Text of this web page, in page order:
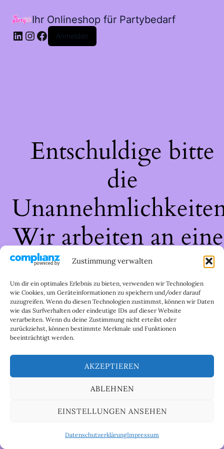
Zustimmung verwalten
Um dir ein optimales Erlebnis zu bieten, verwenden wir Technologien
wie Cookies, um Geräteinformationen zu speichern und/oder darauf
zuzugreifen. Wenn du diesen Technologien zustimmst, können wir Daten
wie das Surfverhalten oder eindeutige IDs auf dieser Website
verarbeiten. Wenn du deine Zustimmung nicht erteilst oder
zurückziehst, können bestimmte Merkmale und Funktionen
beeinträchtigt werden.
AKZEPTIEREN
ABLEHNEN
EINSTELLUNGEN ANSEHEN
DatenschutzerklärungImpressum
Ihr Onlineshop für Partybedarf
LinkedIn
Instagram
Facebook
Anmelden
Entschuldige bitte
die
Wir arbeiten an
großartigen Sache
schau bald wieder
vorbei!